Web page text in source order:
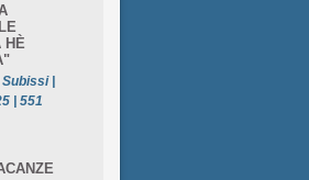
HÈ
|
| 551